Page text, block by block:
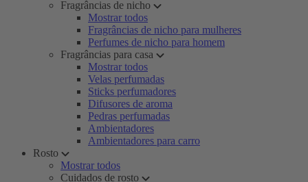
Fragrâncias de nicho
Mostrar todos
Fragrâncias de nicho para mulheres
Perfumes de nicho para homem
Fragrâncias para casa
Mostrar todos
Velas perfumadas
Sticks perfumadores
Difusores de aroma
Pedras perfumadas
Ambientadores
Ambientadores para carro
Rosto
Mostrar todos
Cuidados de rosto